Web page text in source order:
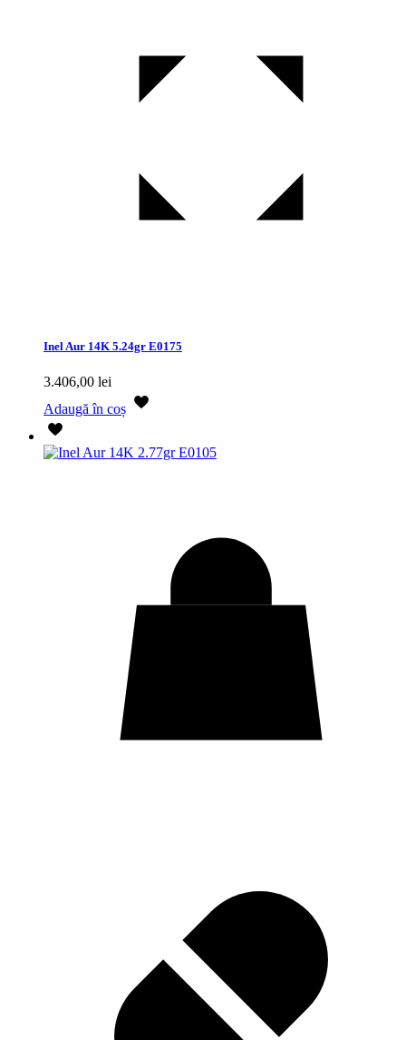
Inel Aur 14K 5.24gr E0175
3.406,00 lei
Adaugă în coș